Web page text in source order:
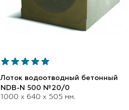
Лоток водоотводный бетонный
NDB-N 500 №20/0
1000 x 640 x 505 мм.